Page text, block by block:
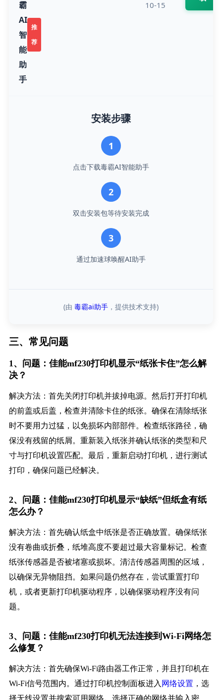
霸
AI
智
能
助
手
推
荐
10-15
安装步骤
1
点击下载毒霸AI智能助手
2
双击安装包等待安装完成
3
通过加速球唤醒AI助手
(由 毒霸ai助手 ，提供技术支持)
三、常见问题
1、问题：佳能mf230打印机显示“纸张卡住”怎么解
决？
解决方法：首先关闭打印机并拔掉电源。然后打开打印机
的前盖或后盖，检查并清除卡住的纸张。确保在清除纸张
时不要用力过猛，以免损坏内部部件。检查纸张路径，确
保没有残留的纸屑。重新装入纸张并确认纸张的类型和尺
寸与打印机设置匹配。最后，重新启动打印机，进行测试
打印，确保问题已经解决。
2、问题：佳能mf230打印机显示“缺纸”但纸盒有纸
怎么办？
解决方法：首先确认纸盒中纸张是否正确放置。确保纸张
没有卷曲或折叠，纸堆高度不要超过最大容量标记。检查
纸张传感器是否被堵塞或损坏。清洁传感器周围的区域，
以确保无异物阻挡。如果问题仍然存在，尝试重置打印
机，或者更新打印机驱动程序，以确保驱动程序没有问
题。
3、问题：佳能mf230打印机无法连接到Wi-Fi网络怎
么修复？
解决方法：首先确保Wi-Fi路由器工作正常，并且打印机在
Wi-Fi信号范围内。通过打印机控制面板进入 网络设置 ，选